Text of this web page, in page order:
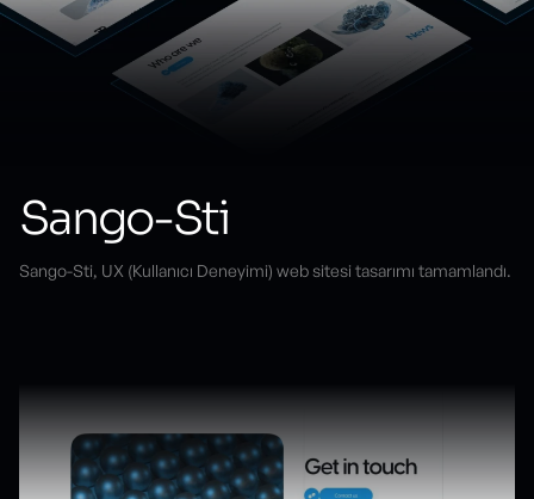
Sango-Sti
Sango-Sti, UX (Kullanıcı Deneyimi) web sitesi tasarımı tamamlandı.